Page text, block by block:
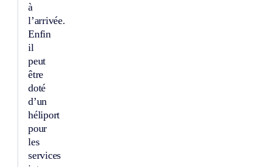
à
l’arrivée.
Enfin
il
peut
être
doté
d’un
héliport
pour
les
services